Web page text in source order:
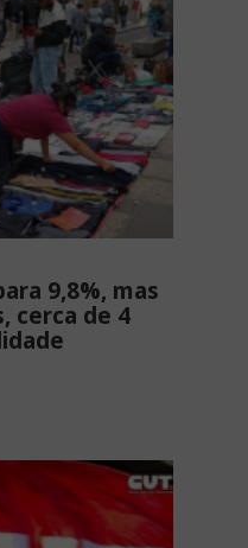
9,8%, mas
cerca de 4